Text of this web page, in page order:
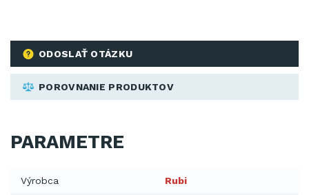
ODOSLAŤ OTÁZKU
POROVNANIE PRODUKTOV
PARAMETRE
Výrobca Rubi